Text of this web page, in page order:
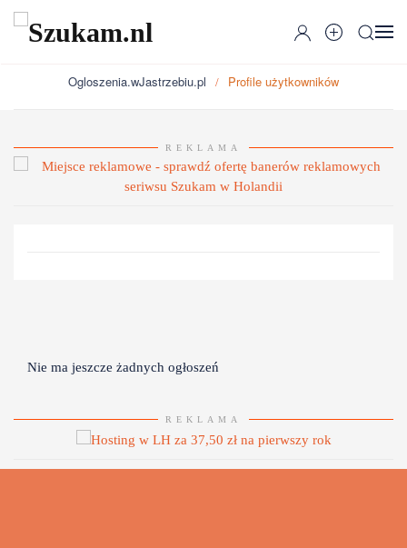
Przejdź do głównej treści
Ogloszenia.wJastrzebiu.pl Profile użytkowników
REKLAMA
Nie ma jeszcze żadnych ogłoszeń
REKLAMA